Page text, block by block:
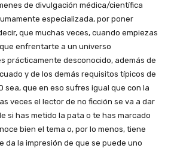
de divulgación médica/científica
especializada, por poner
que muchas veces, cuando empiezas
enfrentarte a un universo
prácticamente desconocido, además de
y de los demás requisitos típicos de
sea, que en eso sufres igual que con la
veces el lector de no ficción se va a dar
si has metido la pata o te has marcado
bien el tema o, por lo menos, tiene
da la impresión de que se puede uno